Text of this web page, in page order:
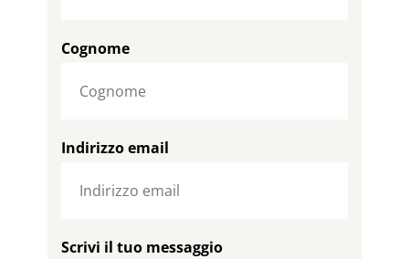
Cognome
Indirizzo email
Scrivi il tuo messaggio